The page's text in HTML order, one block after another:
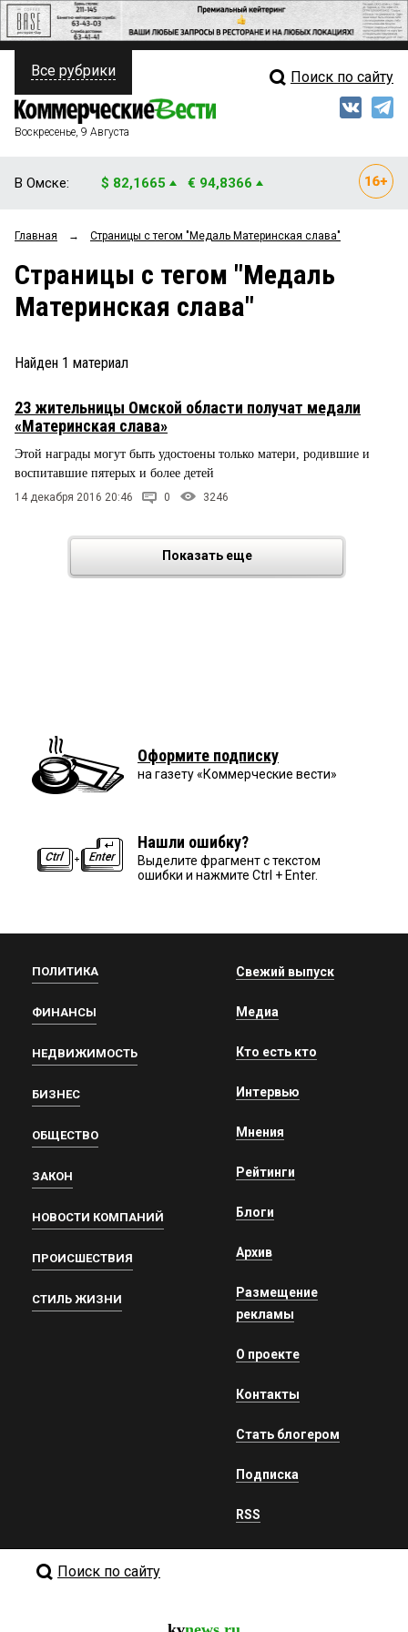
ПОЛИТИКА
ФИНАНСЫ
ОБЩЕСТВО
ЗАКОН
НОВОСТИ КОМПАНИЙ
ПРОИСШЕСТВИЯ
СТИЛЬ ЖИЗНИ
Свежий выпуск
Мнения
Рейтинги
Блоги
Все рубрики Поиск по сайту
Воскресенье, 9 Августа
В Омске: $ 82,1665 € 94,8366
Главная → Страницы c тегом "Медаль Материнская слава"
Страницы c тегом "Медаль
Материнская слава"
Найден 1 материал
23 жительницы Омской области получат медали
«Материнская слава»
Этой награды могут быть удостоены только матери, родившие и
воспитавшие пятерых и более детей
14 декабря 2016 20:46 0 3246
Показать еще
Оформите подписку
на газету «Коммерческие вести»
Нашли ошибку?
Выделите фрагмент с текстом
ошибки и нажмите Ctrl + Enter.
ПОЛИТИКА
ФИНАНСЫ
НЕДВИЖИМОСТЬ
БИЗНЕС
ОБЩЕСТВО
ЗАКОН
НОВОСТИ КОМПАНИЙ
ПРОИСШЕСТВИЯ
СТИЛЬ ЖИЗНИ
Свежий выпуск
Медиа
Кто есть кто
Интервью
Мнения
Рейтинги
Блоги
Архив
Размещение
рекламы
О проекте
Контакты
Стать блогером
Подписка
RSS
Поиск по сайту